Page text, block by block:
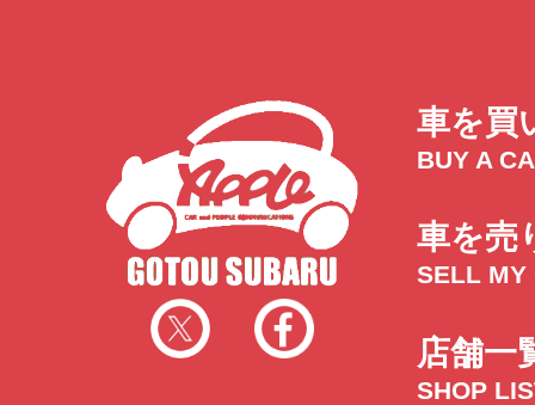
車を買
BUY A
車を売
SELL MY
店舗一
SHOP